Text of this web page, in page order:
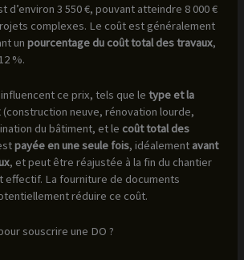
d’environ 3 550 €, pouvant atteindre 8 000 €
complexes. Le coût est généralement
un pourcentage du coût total des travaux,
%.
ce prix, tels que le type et la
(construction neuve, rénovation lourde,
du bâtiment, et le coût total des
payée en une seule fois, idéalement avant
, et peut être réajustée à la fin du chantier
effectif. La fourniture de documents
réduire ce coût.
souscrire une DO ?